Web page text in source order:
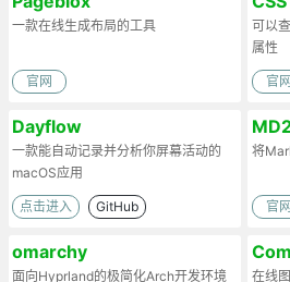
一款在线生成布局的工具
官网
可以
属性
官网
Dayflow
一款能自动记录并分析你屏幕活动的
macOS应用
点击进入 GitHub
将
官网
omarchy
面向Hyprland的极简化Arch开发环境 在线